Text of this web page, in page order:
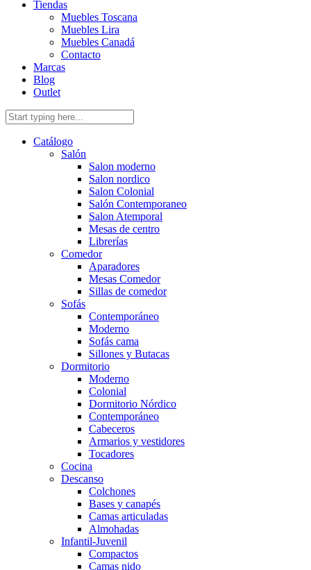
Tiendas
Muebles Toscana
Muebles Lira
Muebles Canadá
Contacto
Marcas
Blog
Outlet
Catálogo
Salón
Salon moderno
Salon nordico
Salon Colonial
Salón Contemporaneo
Salon Atemporal
Mesas de centro
Librerías
Comedor
Aparadores
Mesas Comedor
Sillas de comedor
Sofás
Contemporáneo
Moderno
Sofás cama
Sillones y Butacas
Dormitorio
Moderno
Colonial
Dormitorio Nórdico
Contemporáneo
Cabeceros
Armarios y vestidores
Tocadores
Cocina
Descanso
Colchones
Bases y canapés
Camas articuladas
Almohadas
Infantil-Juvenil
Compactos
Camas nido